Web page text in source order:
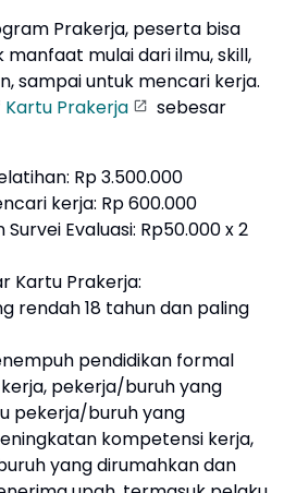
Prakerja, peserta bisa
mulai dari ilmu, skill,
sampai untuk mencari kerja.
Kartu Prakerja
sebesar
Rp 3.500.000
kerja: Rp 600.000
Evaluasi: Rp50.000 x 2
Kartu Prakerja:
rendah 18 tahun dan paling
pendidikan formal
pekerja/buruh yang
pekerja/buruh yang
kompetensi kerja,
yang dirumahkan dan